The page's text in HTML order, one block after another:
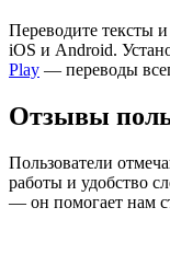
Переводите тексты и
iOS и Android.
Play — переводы
Отзывы
Пользователи
работы и удобство
— он помогает нам